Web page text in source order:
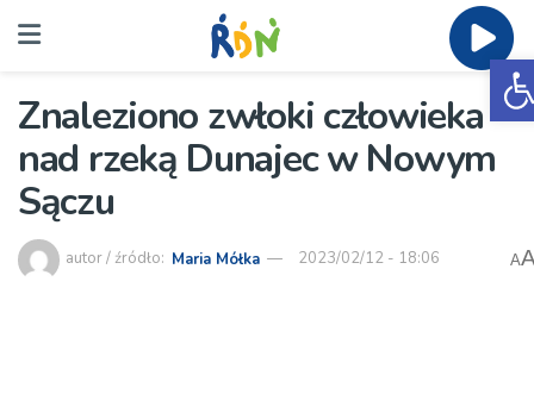
Znaleziono zwłoki człowieka
nad rzeką Dunajec w Nowym
Sączu
autor / źródło: Maria Mółka 2023/02/12 - 18:06 A